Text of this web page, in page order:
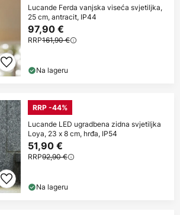
Lucande Ferda vanjska viseća svjetiljka,
25 cm, antracit, IP44
97,90 €
RRP161,90 €
Na lageru
RRP -44%
Lucande LED ugradbena zidna svjetiljka
Loya, 23 x 8 cm, hrđa, IP54
51,90 €
RRP92,90 €
Na lageru